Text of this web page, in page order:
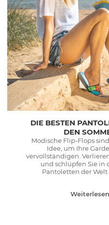
DIE BESTEN
DEN
Modische Flip-Flops
Idee, um Ihre
vervollständigen.
und schlüpfen Sie in
Pantoletten der Welt
Weiterlesen